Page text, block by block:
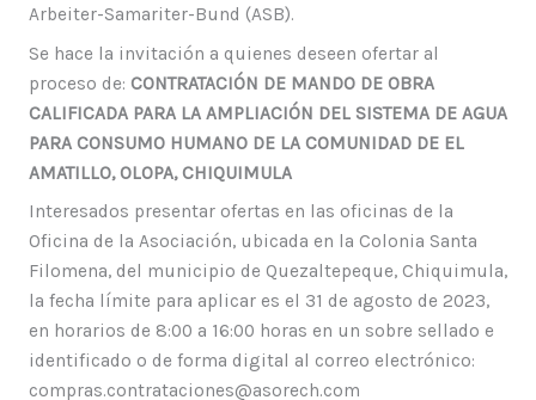
Arbeiter-Samariter-Bund (ASB).
Se hace la invitación a quienes deseen ofertar al
proceso de: CONTRATACIÓN DE MANDO DE OBRA
CALIFICADA PARA LA AMPLIACIÓN DEL SISTEMA DE AGUA
PARA CONSUMO HUMANO DE LA COMUNIDAD DE EL
AMATILLO, OLOPA, CHIQUIMULA
Interesados presentar ofertas en las oficinas de la
Oficina de la Asociación, ubicada en la Colonia Santa
Filomena, del municipio de Quezaltepeque, Chiquimula,
la fecha límite para aplicar es el 31 de agosto de 2023,
en horarios de 8:00 a 16:00 horas en un sobre sellado e
identificado o de forma digital al correo electrónico:
compras.contrataciones@asorech.com